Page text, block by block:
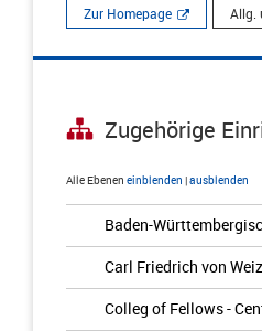
Zur Homepage Allg.
Zugehörige
Alle Ebenen einblenden |ausblenden
Baden-
Carl Friedrich von
Colleg of Fellows -